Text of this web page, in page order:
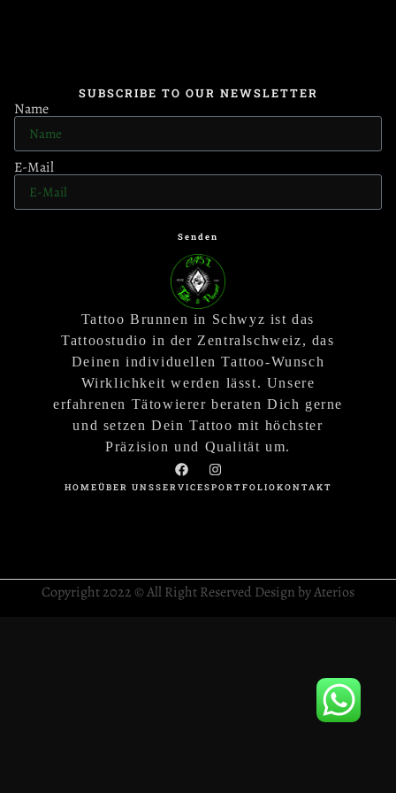
SUBSCRIBE TO OUR NEWSLETTER
Name
E-Mail
Senden
Tattoo Brunnen in Schwyz ist das
Tattoostudio in der Zentralschweiz, das
Deinen individuellen Tattoo-Wunsch
Wirklichkeit werden lässt. Unsere
erfahrenen Tätowierer beraten Dich gerne
und setzen Dein Tattoo mit höchster
Präzision und Qualität um.
HOMEÜBER UNSSERVICESPORTFOLIOKONTAKT
Copyright 2022 © All Right Reserved Design by Aterios